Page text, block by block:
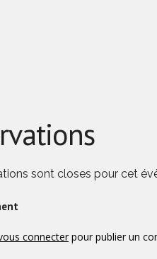
sont closes pour cet
connecter pour publier un